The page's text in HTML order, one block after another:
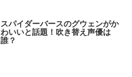
スパイダーバースのグウェンがか
わいいと話題！吹き替え声優は
誰？